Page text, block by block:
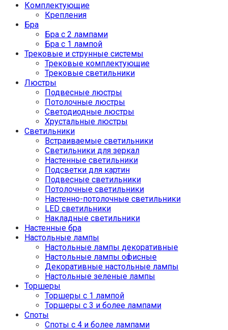
Комплектующие
Крепления
Бра
Бра с 2 лампами
Бра с 1 лампой
Трековые и струнные системы
Трековые комплектующие
Трековые светильники
Люстры
Подвесные люстры
Потолочные люстры
Светодиодные люстры
Хрустальные люстры
Светильники
Встраиваемые светильники
Светильники для зеркал
Настенные светильники
Подсветки для картин
Подвесные светильники
Потолочные светильники
Настенно-потолочные светильники
LED светильники
Накладные светильники
Настенные бра
Настольные лампы
Настольные лампы декоративные
Настольные лампы офисные
Декоративные настольные лампы
Настольные зеленые лампы
Торшеры
Торшеры с 1 лампой
Торшеры с 3 и более лампами
Споты
Споты с 4 и более лампами